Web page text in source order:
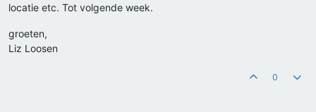
locatie etc. Tot volgende week.
groeten,
Liz Loosen
0